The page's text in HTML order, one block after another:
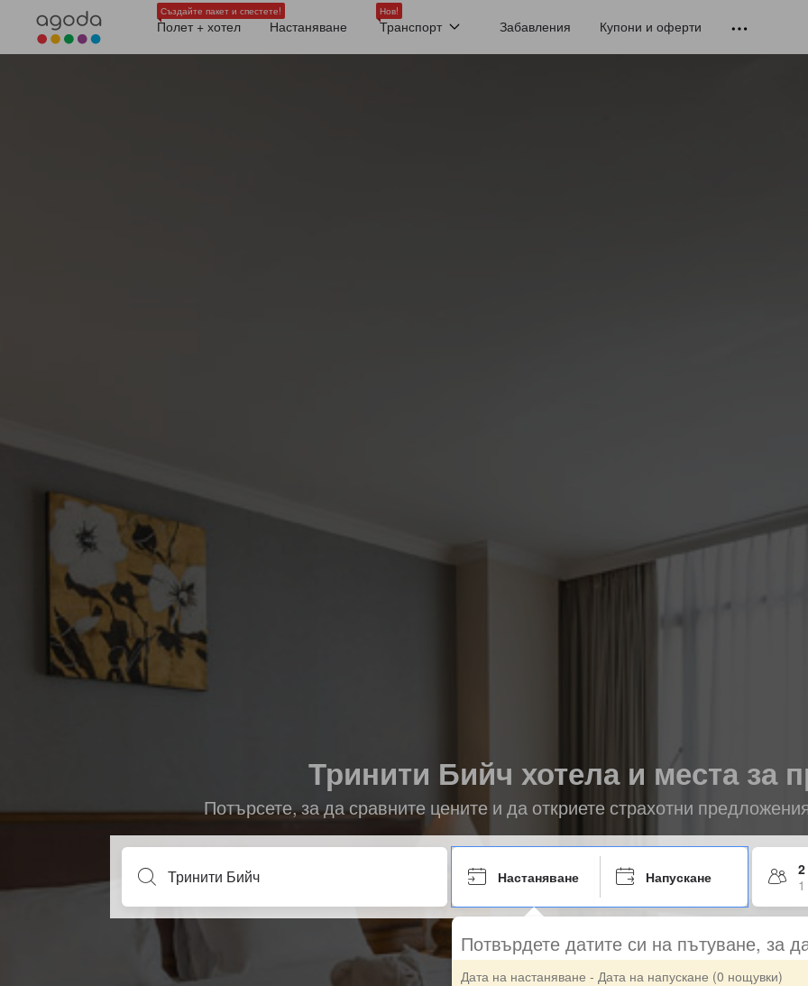
Създайте пакет и спестете!
Полет + хотел Настаняване
Нов!
Транспорт Забавления Купони и оферти
Тринити Бийч хотела и места за
Потърсете, за да сравните цените и да откриете страхотни
Настаняване Напускане
Потвърдете датите си на пътуване, за
Дата на настаняване - Дата на напускане (0 нощувки)